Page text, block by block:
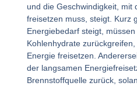
und die Geschwindigkeit, mit
freisetzen muss, steigt. Kurz
Energiebedarf steigt,
Kohlenhydrate
Energie freisetzen.
der langsamen
Brennstoffquelle zurück,